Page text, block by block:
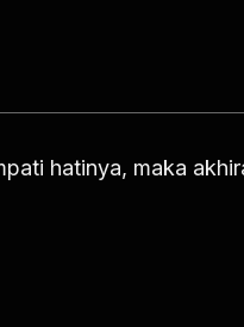
hatinya, maka